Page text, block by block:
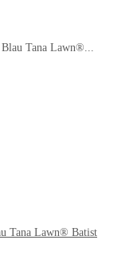
Tana Lawn® Batist